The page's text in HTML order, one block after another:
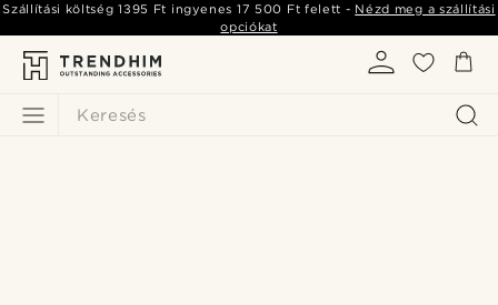
Keresés
Szállítási költség1395 Ft ingyenes 17 500 Ft felett - Nézd meg a szállítási
opciókat